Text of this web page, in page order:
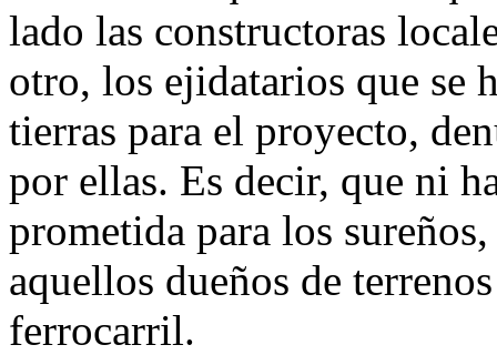
lado las constructoras
otro, los ejidatarios que se
tierras para el proyecto,
por ellas. Es decir, que ni
prometida para los
aquellos dueños de
ferrocarril.